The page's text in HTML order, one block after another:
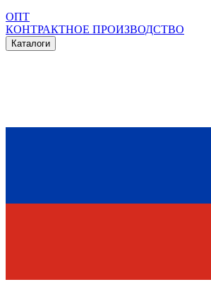
ОПТ
КОНТРАКТНОЕ ПРОИЗВОДСТВО
Каталоги